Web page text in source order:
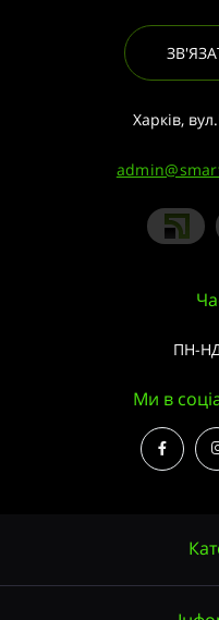
Харків,
ПН-
Ми в